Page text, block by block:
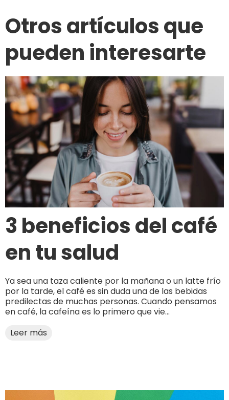
Otros artículos que
pueden interesarte
3 beneficios del café
en tu salud
Ya sea una taza caliente por la mañana o un latte frío
por la tarde, el café es sin duda una de las bebidas
predilectas de muchas personas. Cuando pensamos
en café, la cafeína es lo primero que vie...
Leer más